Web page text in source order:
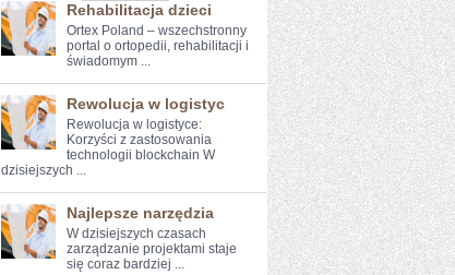
Rehabilitacja dzieci
Ortex Poland – wszechstronny
portal o ortopedii, rehabilitacji i
świadomym ...
Rewolucja w logistyc
Rewolucja ⁢w⁢ logistyce:
Korzyści z zastosowania⁤
technologii blockchain W
dzisiejszych ...
Najlepsze narzędzia
W dzisiejszych czasach
zarządzanie projektami staje
się coraz bardziej ...